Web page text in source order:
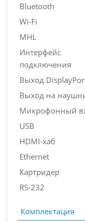
Bluetooth
Wi-Fi
MHL
Интерфейс
подключения
Выход
Выход на
Микрофонный
USB
HDMI-хаб
Ethernet
Картридер
RS-232
Комплектация